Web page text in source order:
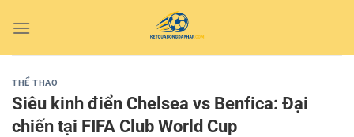
qua
THỂ THAO
Siêu kinh điển Chelsea vs Benfica: Đại
chiến tại FIFA Club World Cup